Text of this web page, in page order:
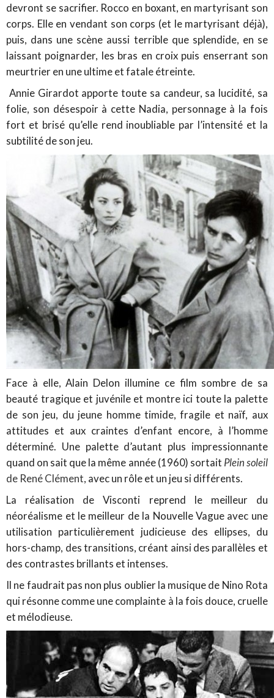
devront se sacrifier. Rocco en boxant, en martyrisant son
corps. Elle en vendant son corps (et le martyrisant déjà),
puis, dans une scène aussi terrible que splendide, en se
laissant poignarder, les bras en croix puis enserrant son
meurtrier en une ultime et fatale étreinte.
Annie Girardot apporte toute sa candeur, sa lucidité, sa
folie, son désespoir à cette Nadia, personnage à la fois
fort et brisé qu’elle rend inoubliable par l’intensité et la
subtilité de son jeu.
Face à elle, Alain Delon illumine ce film sombre de sa
beauté tragique et juvénile et montre ici toute la palette
de son jeu, du jeune homme timide, fragile et naïf, aux
attitudes et aux craintes d’enfant encore, à l’homme
déterminé. Une palette d’autant plus impressionnante
quand on sait que la même année (1960) sortait Plein soleil
de René Clément, avec un rôle et un jeu si différents.
La réalisation de Visconti reprend le meilleur du
néoréalisme et le meilleur de la Nouvelle Vague avec une
utilisation particulièrement judicieuse des ellipses, du
hors-champ, des transitions, créant ainsi des parallèles et
des contrastes brillants et intenses.
Il ne faudrait pas non plus oublier la musique de Nino Rota
qui résonne comme une complainte à la fois douce, cruelle
et mélodieuse.